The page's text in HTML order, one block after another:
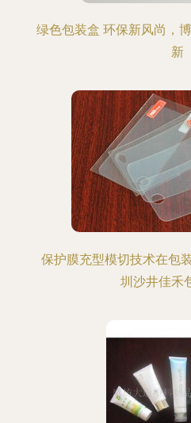
绿色包装盒 环保新风尚，
新
保护膜充型模切技术在包
圳沙井佳禾